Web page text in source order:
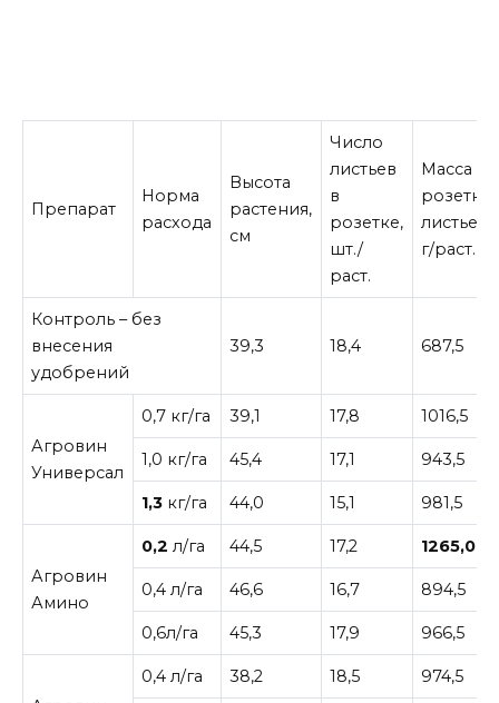
Препарат
Норма
расхода
Высота
растения,
см
Число
листьев
в
розетке,
шт./
раст.
Масса
розетки
листьев,
г/раст.
Контроль – без
внесения
удобрений
39,3 18,4 687,5
Агровин
Универсал
0,7 кг/га 39,1 17,8 1016,5
1,0 кг/га 45,4 17,1 943,5
1,3 кг/га 44,0 15,1 981,5
Агровин
Амино
0,2 л/га 44,5 17,2 1265,0
0,4 л/га 46,6 16,7 894,5
0,6л/га 45,3 17,9 966,5
0,4 л/га 38,2 18,5 974,5